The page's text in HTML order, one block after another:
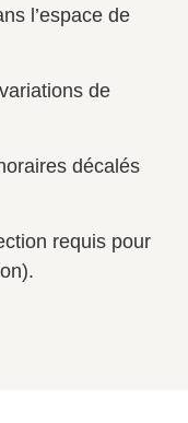
l’espace de
de
décalés
requis pour